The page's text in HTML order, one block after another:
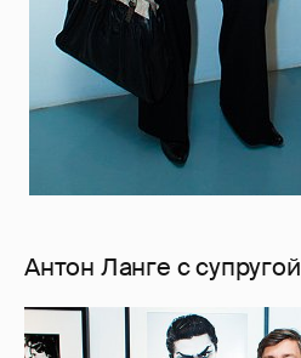
Антон Ланге с супругой